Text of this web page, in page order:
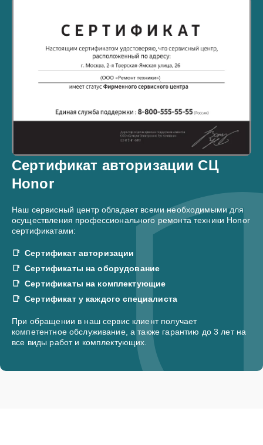
Сертификат авторизации СЦ
Honor
Наш сервисный центр обладает всеми необходимыми для
осуществления профессионального ремонта техники Honor
сертификатами:
Сертификат авторизации
Сертификаты на оборудование
Сертификаты на комплектующие
Сертификат у каждого специалиста
При обращении в наш сервис клиент получает
компетентное обслуживание, а также гарантию до 3 лет на
все виды работ и комплектующих.